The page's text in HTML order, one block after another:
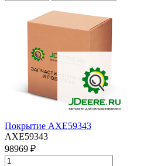
Покрытие AXE59343
AXE59343
98969 ₽